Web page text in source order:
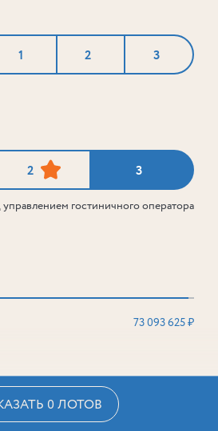
1 2 3
2 3
гостиничного оператора
73 093 625 ₽
0 ЛОТОВ